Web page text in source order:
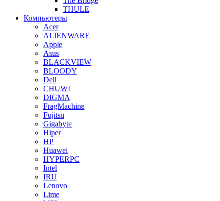
THULE
Компьютеры
Acer
ALIENWARE
Apple
Asus
BLACKVIEW
BLOODY
Dell
CHUWI
DIGMA
FragMachine
Fujitsu
Gigabyte
Hiper
HP
Huawei
HYPERPC
Intel
IRU
Lenovo
Lime